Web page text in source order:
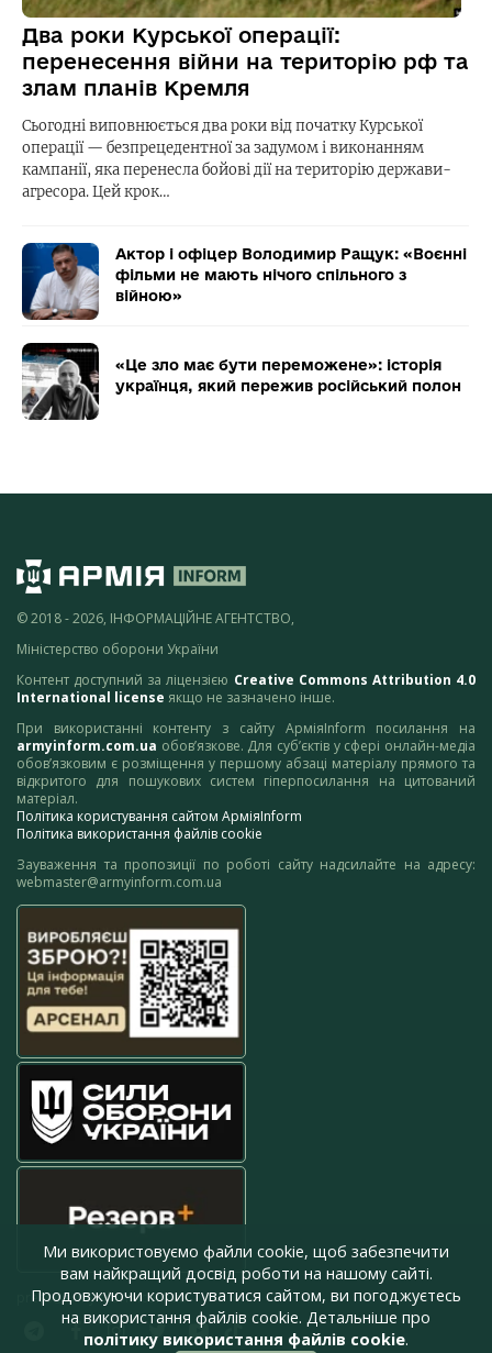
Два роки Курської операції:
перенесення війни на територію рф та
злам планів Кремля
Сьогодні виповнюється два роки від початку Курської
операції — безпрецедентної за задумом і виконанням
кампанії, яка перенесла бойові дії на територію держави-
агресора. Цей крок…
Актор і офіцер Володимир Ращук: «Воєнні
фільми не мають нічого спільного з
війною»
«Це зло має бути переможене»: історія
українця, який пережив російський полон
© 2018 - 2026, ІНФОРМАЦІЙНЕ АГЕНТСТВО,
Міністерство оборони України
Контент доступний за ліцензією Creative Commons Attribution 4.0
International license якщо не зазначено інше.
При використанні контенту з сайту АрміяInform посилання на
armyinform.com.ua обов’язкове. Для суб’єктів у сфері онлайн-медіа
обов’язковим є розміщення у першому абзаці матеріалу прямого та
відкритого для пошукових систем гіперпосилання на цитований
матеріал.
Політика користування сайтом АрміяInform
Політика використання файлів cookie
Зауваження та пропозиції по роботі сайту надсилайте на адресу:
webmaster@armyinform.com.ua
press@armyinform.com.ua
Ми використовуємо файли cookie, щоб забезпечити
вам найкращий досвід роботи на нашому сайті.
Продовжуючи користуватися сайтом, ви погоджуєтесь
на використання файлів cookie. Детальніше про
політику використання файлів cookie.